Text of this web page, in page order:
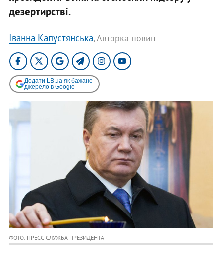
дезертирстві.
Іванна Капустянська, Авторка новин
Додати LB.ua як бажане
джерело в Google
ФОТО: ПРЕСС-СЛУЖБА ПРЕЗИДЕНТА